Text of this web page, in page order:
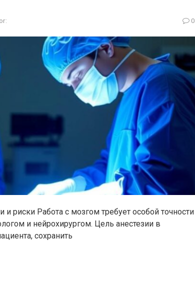
0
и риски Работа с мозгом требует особой точности
и нейрохирургом. Цель анестезии в
сохранить